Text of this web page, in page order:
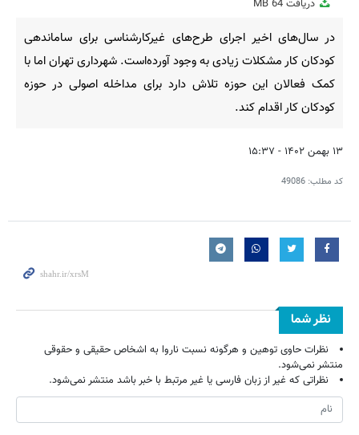
fullscreen
دریافت 64 MB
در سال‌های اخیر اجرای طرح‌های غیرکارشناسی برای ساماندهی
کودکان کار مشکلات زیادی به وجود آورده‌است. شهرداری تهران اما با
کمک فعالان این حوزه تلاش دارد برای مداخله اصولی در حوزه
کودکان کار اقدام کند.
۱۳ بهمن ۱۴۰۲ - ۱۵:۳۷
کد مطلب: 49086
نظر شما
نظرات حاوی توهین و هرگونه نسبت ناروا به اشخاص حقیقی و حقوقی
منتشر نمی‌شود.
نظراتی که غیر از زبان فارسی یا غیر مرتبط با خبر باشد منتشر نمی‌شود.